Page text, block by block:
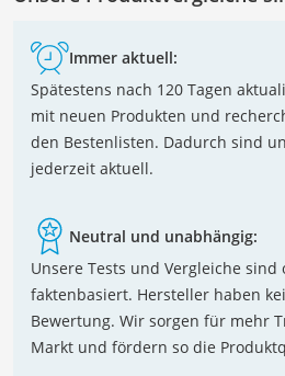
Immer aktuell:
Spätestens nach 120 Tagen
mit neuen Produkten und
den Bestenlisten. Dadurch sind
jederzeit aktuell.
Neutral und unabhängig:
Unsere Tests und Vergleiche sind
faktenbasiert. Hersteller haben
Bewertung. Wir sorgen für mehr
Markt und fördern so die